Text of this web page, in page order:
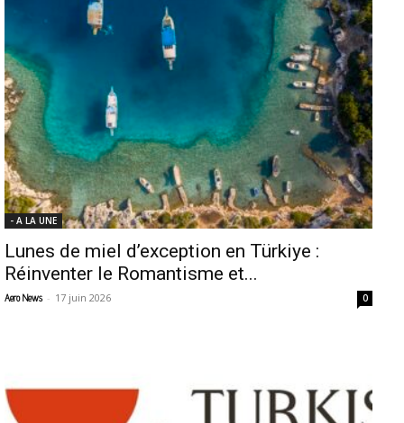
- A LA UNE
Lunes de miel d’exception en Türkiye :
Réinventer le Romantisme et...
Aero News - 17 juin 2026 0